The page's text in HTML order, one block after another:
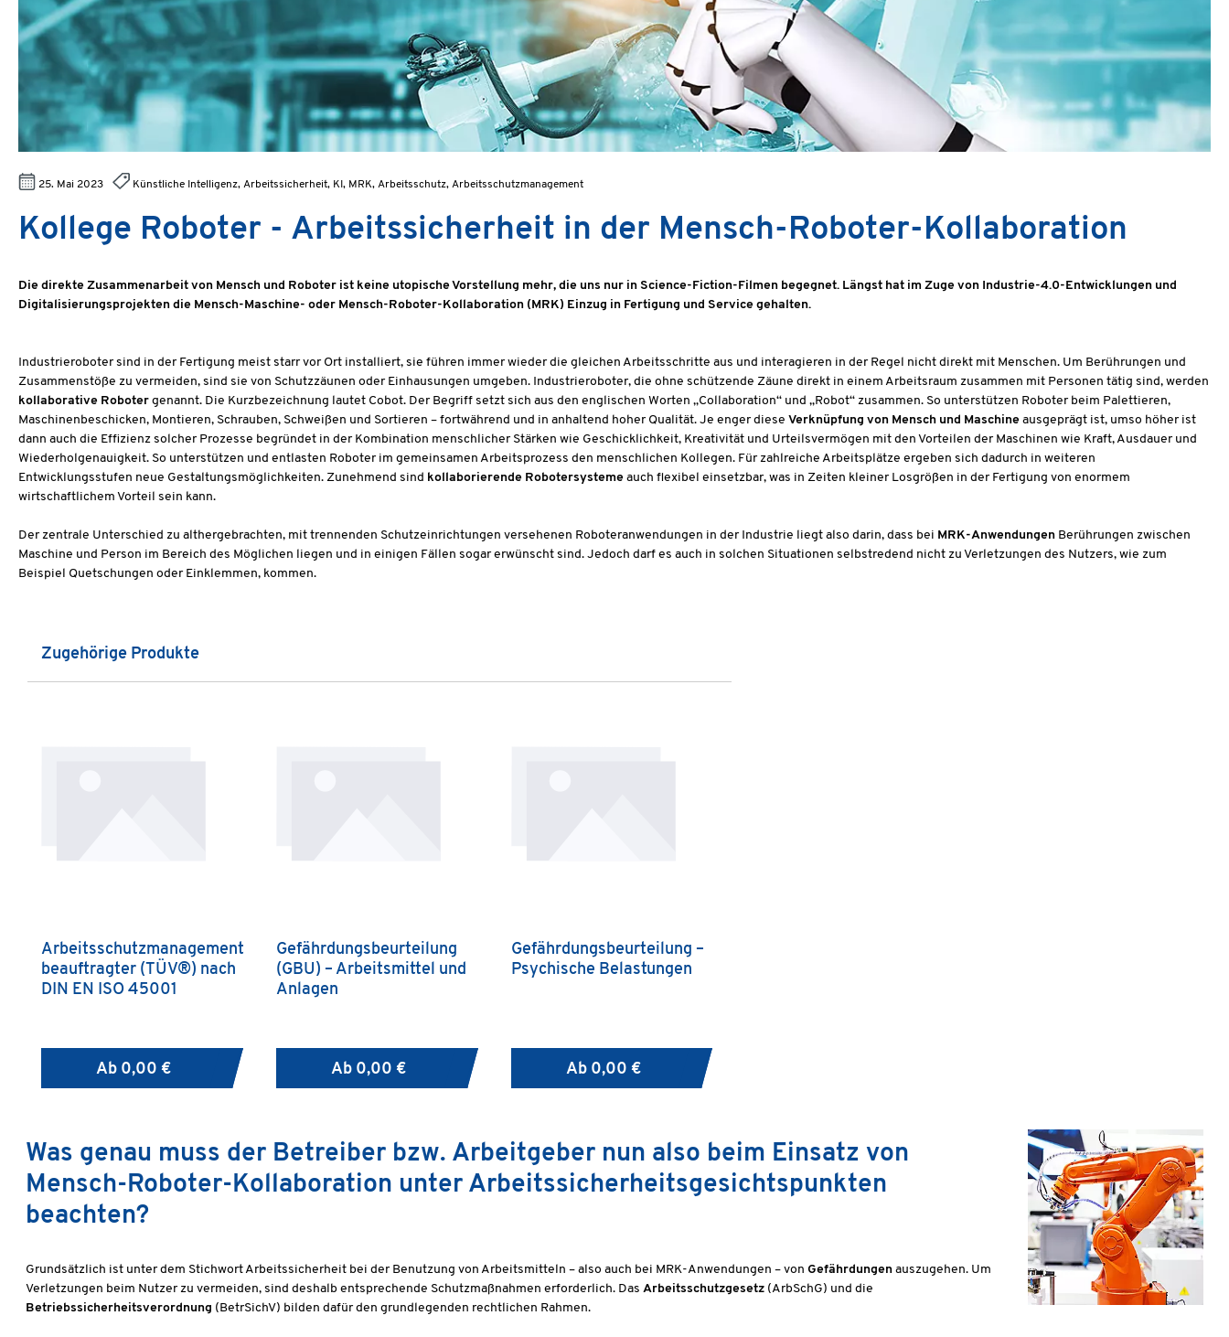
25. Mai 2023 Künstliche Intelligenz, Arbeitssicherheit, KI, MRK, Arbeitsschutz, Arbeitsschutzmanagement
Kollege Roboter - Arbeitssicherheit in der Mensch-Roboter-Kollaboration
Die direkte Zusammenarbeit von Mensch und Roboter ist keine utopische Vorstellung mehr, die uns nur in Science-Fiction-Filmen begegnet. Längst hat im Zuge von Industrie-4.0-Entwicklungen und
Digitalisierungsprojekten die Mensch-Maschine- oder Mensch-Roboter-Kollaboration (MRK) Einzug in Fertigung und Service gehalten.
Industrieroboter sind in der Fertigung meist starr vor Ort installiert, sie führen immer wieder die gleichen Arbeitsschritte aus und interagieren in der Regel nicht direkt mit Menschen. Um Berührungen und
Zusammenstöße zu vermeiden, sind sie von Schutzzäunen oder Einhausungen umgeben. Industrieroboter, die ohne schützende Zäune direkt in einem Arbeitsraum zusammen mit Personen tätig sind, werden
kollaborative Roboter genannt. Die Kurzbezeichnung lautet Cobot. Der Begriff setzt sich aus den englischen Worten „Collaboration“ und „Robot“ zusammen. So unterstützen Roboter beim Palettieren,
Maschinenbeschicken, Montieren, Schrauben, Schweißen und Sortieren – fortwährend und in anhaltend hoher Qualität. Je enger diese Verknüpfung von Mensch und Maschine ausgeprägt ist, umso höher ist
dann auch die Effizienz solcher Prozesse begründet in der Kombination menschlicher Stärken wie Geschicklichkeit, Kreativität und Urteilsvermögen mit den Vorteilen der Maschinen wie Kraft, Ausdauer und
Wiederholgenauigkeit. So unterstützen und entlasten Roboter im gemeinsamen Arbeitsprozess den menschlichen Kollegen. Für zahlreiche Arbeitsplätze ergeben sich dadurch in weiteren
Entwicklungsstufen neue Gestaltungsmöglichkeiten. Zunehmend sind kollaborierende Robotersysteme auch flexibel einsetzbar, was in Zeiten kleiner Losgrößen in der Fertigung von enormem
wirtschaftlichem Vorteil sein kann.
Der zentrale Unterschied zu althergebrachten, mit trennenden Schutzeinrichtungen versehenen Roboteranwendungen in der Industrie liegt also darin, dass bei MRK-Anwendungen Berührungen zwischen
Maschine und Person im Bereich des Möglichen liegen und in einigen Fällen sogar erwünscht sind. Jedoch darf es auch in solchen Situationen selbstredend nicht zu Verletzungen des Nutzers, wie zum
Beispiel Quetschungen oder Einklemmen, kommen.
Produktgalerie überspringen
Zugehörige Produkte
Arbeitsschutzmanagement
beauftragter (TÜV®) nach
DIN EN ISO 45001
Ab 0,00 €
Gefährdungsbeurteilung
(GBU) – Arbeitsmittel und
Anlagen
Ab 0,00 €
Gefährdungsbeurteilung –
Psychische Belastungen
Ab 0,00 €
Was genau muss der Betreiber bzw. Arbeitgeber nun also beim Einsatz von
Mensch-Roboter-Kollaboration unter Arbeitssicherheitsgesichtspunkten
beachten?
Grundsätzlich ist unter dem Stichwort Arbeitssicherheit bei der Benutzung von Arbeitsmitteln – also auch bei MRK-Anwendungen – von Gefährdungen auszugehen. Um
Verletzungen beim Nutzer zu vermeiden, sind deshalb entsprechende Schutzmaßnahmen erforderlich. Das Arbeitsschutzgesetz (ArbSchG) und die
Betriebssicherheitsverordnung (BetrSichV) bilden dafür den grundlegenden rechtlichen Rahmen.